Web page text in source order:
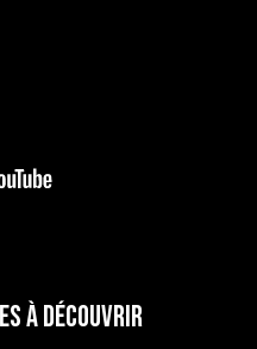
à découvrir